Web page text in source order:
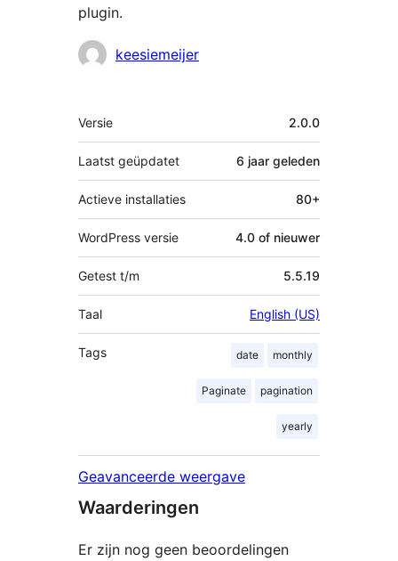
plugin.
Bijdragerskeesiemeijer
Meta
Versie 2.0.0
Laatst geüpdatet 6 jaar geleden
Actieve installaties 80+
WordPress versie 4.0 of nieuwer
Getest t/m 5.5.19
Taal English (US)
Tags date monthly
Paginate pagination
yearly
Geavanceerde weergave
Waarderingen
Er zijn nog geen beoordelingen